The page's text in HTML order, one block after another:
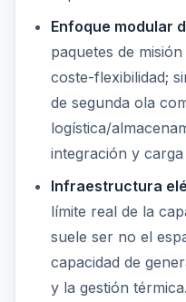
Enfoque modular
paquetes de
coste-flexibilidad;
de segunda ola
logística/
integración y
Infraestructura
límite real de la
suele ser no el
capacidad de
y la gestión